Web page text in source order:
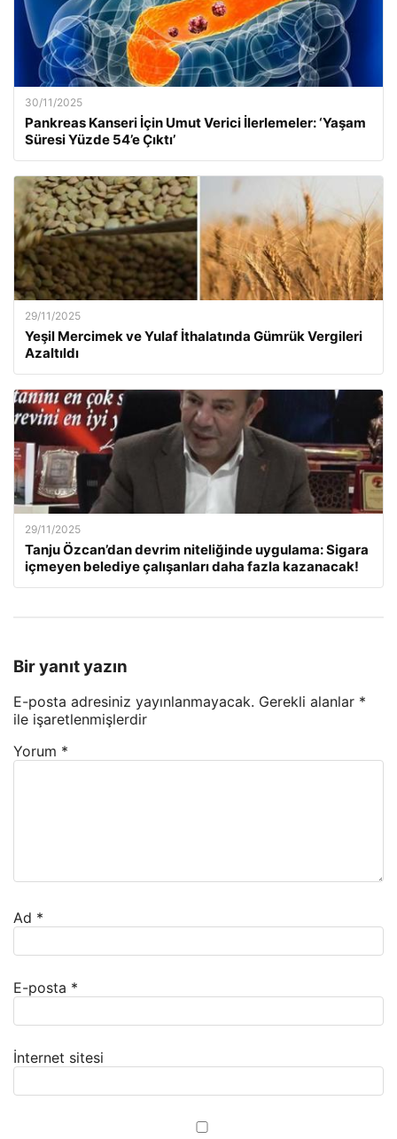
30/11/2025
Pankreas Kanseri İçin Umut Verici İlerlemeler: ‘Yaşam
Süresi Yüzde 54’e Çıktı’
29/11/2025
Yeşil Mercimek ve Yulaf İthalatında Gümrük Vergileri
Azaltıldı
29/11/2025
Tanju Özcan’dan devrim niteliğinde uygulama: Sigara
içmeyen belediye çalışanları daha fazla kazanacak!
Bir yanıt yazın
E-posta adresiniz yayınlanmayacak. Gerekli alanlar *
ile işaretlenmişlerdir
Yorum *
Ad *
E-posta *
İnternet sitesi